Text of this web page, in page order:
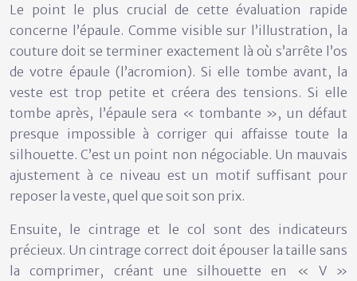
Le point le plus crucial de cette évaluation rapide
concerne l’épaule. Comme visible sur l’illustration, la
couture doit se terminer exactement là où s’arrête l’os
de votre épaule (l’acromion). Si elle tombe avant, la
veste est trop petite et créera des tensions. Si elle
tombe après, l’épaule sera « tombante », un défaut
presque impossible à corriger qui affaisse toute la
silhouette. C’est un point non négociable. Un mauvais
ajustement à ce niveau est un motif suffisant pour
reposer la veste, quel que soit son prix.
Ensuite, le cintrage et le col sont des indicateurs
précieux. Un cintrage correct doit épouser la taille sans
la comprimer, créant une silhouette en « V »